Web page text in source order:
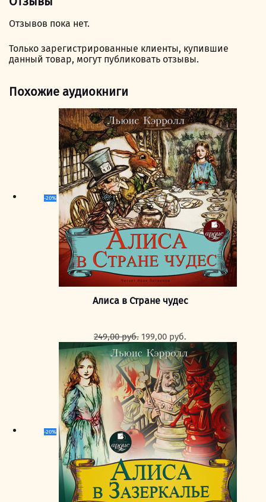
Отзывов пока нет.
Только зарегистрированные клиенты, купившие
данный товар, могут публиковать отзывы.
Похожие аудиокниги
-20%
Алиса в Стране чудес
249,00руб. Первоначальная
цена
составляла
249,00 руб..
199,00 руб.
цена:
199,00 руб..
-20%